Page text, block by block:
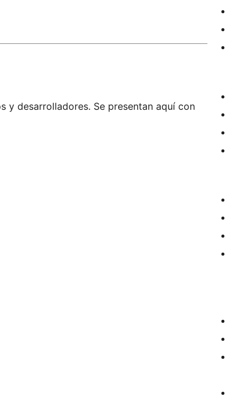
y desarrolladores. Se presentan aquí con